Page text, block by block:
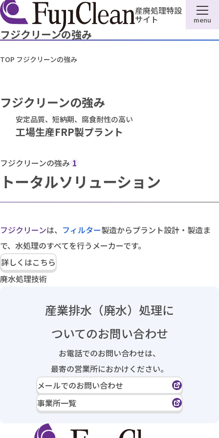
産廃処理特設
サイト menu
フジクリーンの強み
TOP フジクリーンの強み
フジクリーンの強み
安定品質、短納期、腐食耐性の高い
工場生産FRP製プラント
フジクリーンの強み 1
トータルソリューション
フジクリーンは、 フィルター製造からプラント設計・製造ま
で、水処理のすべてを行うメーカーです。
詳しくはこちら
廃水処理技術
産業排水（廃水）処理に
ついてのお問い合わせ
お電話でのお問い合わせは、
最寄の営業所におかけください。
メールでのお問い合わせ
事業所一覧